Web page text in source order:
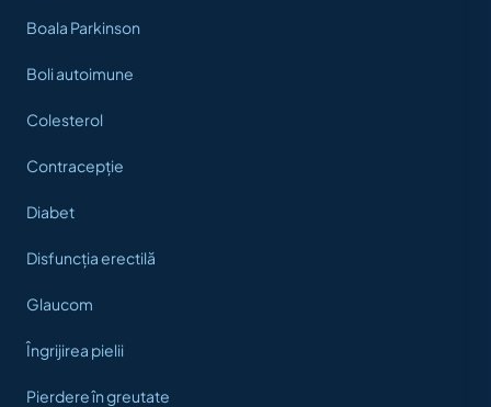
Boala Parkinson
Boli autoimune
Colesterol
Contracepție
Diabet
Disfuncția erectilă
Glaucom
Îngrijirea pielii
Pierdere în greutate